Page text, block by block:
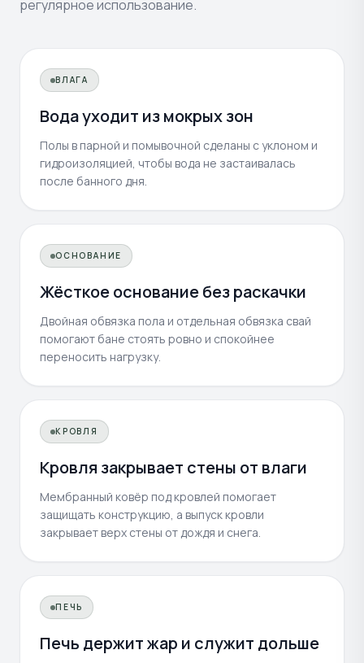
регулярное использование.
ВЛАГА
Вода уходит из мокрых зон
Полы в парной и помывочной сделаны с уклоном и
гидроизоляцией, чтобы вода не застаивалась
после банного дня.
ОСНОВАНИЕ
Жёсткое основание без раскачки
Двойная обвязка пола и отдельная обвязка свай
помогают бане стоять ровно и спокойнее
переносить нагрузку.
КРОВЛЯ
Кровля закрывает стены от влаги
Мембранный ковёр под кровлей помогает
защищать конструкцию, а выпуск кровли
закрывает верх стены от дождя и снега.
ПЕЧЬ
Печь держит жар и служит дольше